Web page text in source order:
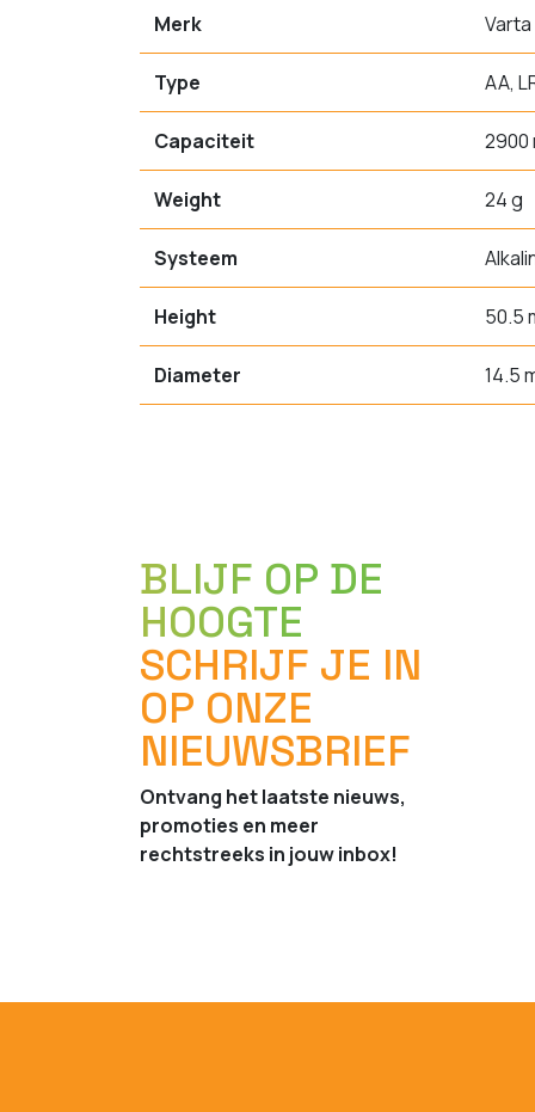
Merk Varta
Type AA,
Capaciteit 2900
Weight 24 g
Systeem
Height 50.5
Diameter 14.5
BLIJF OP DE
HOOGTE
SCHRIJF JE IN
OP ONZE
NIEUWSBRIEF
Ontvang het laatste nieuws,
promoties en meer
rechtstreeks in jouw inbox!